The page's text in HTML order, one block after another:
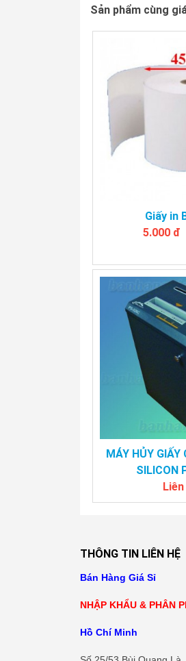
Sản phẩm cùng
Giấy in
5.000 đ
MÁY HỦY GIẤY
SILICON
Liên
THÔNG TIN LIÊN HỆ
Bán Hàng Giá Sỉ
NHẬP KHẨU & PHÂN
Hồ Chí Minh